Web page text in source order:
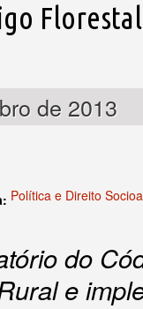
de 2013
Política e Direito
do
e